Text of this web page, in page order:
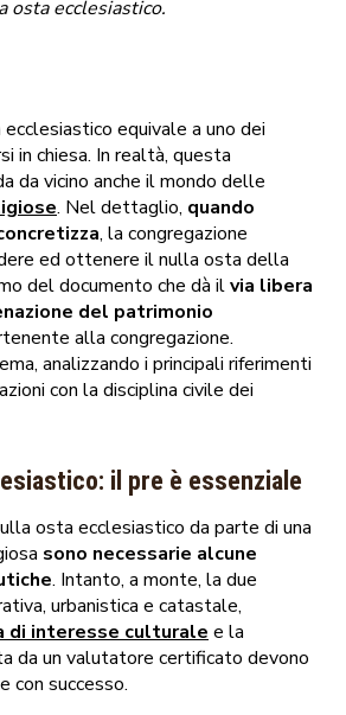
osta ecclesiastico.
equivale a uno dei
in chiesa. In realtà, questa
da vicino anche il mondo delle
. Nel dettaglio, quando
, la congregazione
ed ottenere il nulla osta della
del documento che dà ilvia libera
del patrimonio
alla congregazione.
analizzando i principali riferimenti
con la disciplina civile dei
il pre è essenziale
osta ecclesiastico da parte di una
sono necessarie alcune
. Intanto, a monte, la due
urbanistica e catastale,
di interesse culturale e la
da un valutatore certificato devono
successo.